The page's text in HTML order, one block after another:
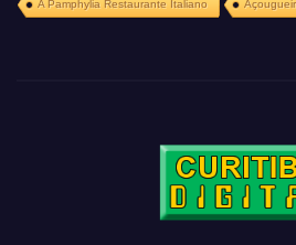
A Pamphylia Restaurante Italiano